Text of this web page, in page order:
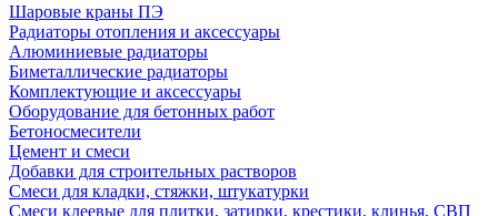
Шаровые краны ПЭ
Радиаторы отопления и аксессуары
Алюминиевые радиаторы
Биметаллические радиаторы
Комплектующие и аксессуары
Оборудование для бетонных работ
Бетоносмесители
Цемент и смеси
Добавки для строительных растворов
Смеси для кладки, стяжки, штукатурки
Смеси клеевые для плитки, затирки, крестики, клинья, СВП